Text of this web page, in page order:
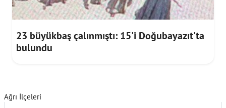
23 büyükbaş çalınmıştı: 15'i Doğubayazıt'ta
bulundu
Ağrı İlçeleri